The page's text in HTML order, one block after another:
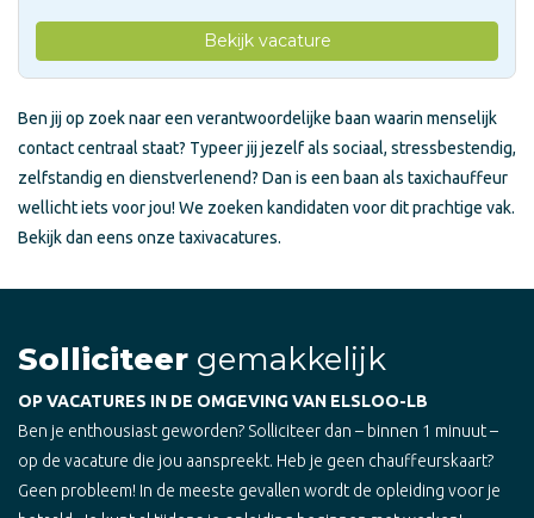
Bekijk vacature
Ben jij op zoek naar een verantwoordelijke baan waarin menselijk
contact centraal staat? Typeer jij jezelf als sociaal, stressbestendig,
zelfstandig en dienstverlenend? Dan is een baan als taxichauffeur
wellicht iets voor jou! We zoeken kandidaten voor dit prachtige vak.
Bekijk dan eens onze taxivacatures.
Solliciteer gemakkelijk
OP VACATURES IN DE OMGEVING VAN ELSLOO-LB
Ben je enthousiast geworden? Solliciteer dan – binnen 1 minuut –
op de vacature die jou aanspreekt. Heb je geen chauffeurskaart?
Geen probleem! In de meeste gevallen wordt de opleiding voor je